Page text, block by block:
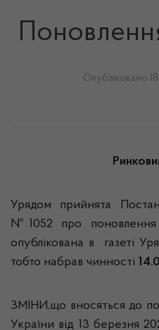
Опубліковано
Урядом прийнята
№1052 про поновлення
опублікована в газеті
тобто набрав чинності
ЗМІНИ,що вносяться до
України від 13 березня